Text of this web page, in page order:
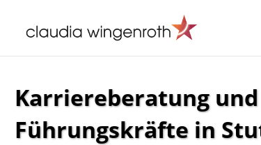
Karriereberatung
Führungskräfte in